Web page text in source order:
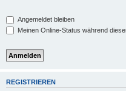
Angemeldet bleiben
Meinen Online-Status während
REGISTRIEREN